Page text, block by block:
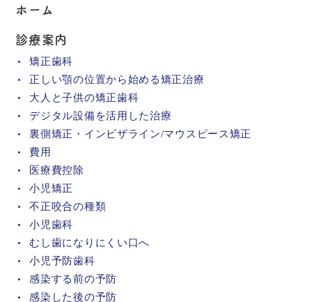
ホーム
診療案内
矯正歯科
正しい顎の位置から始める矯正治療
大人と子供の矯正歯科
デジタル設備を活用した治療
裏側矯正・インビザライン/マウスピース矯正
費用
医療費控除
小児矯正
不正咬合の種類
小児歯科
むし歯になりにくい口へ
小児予防歯科
感染する前の予防
感染した後の予防